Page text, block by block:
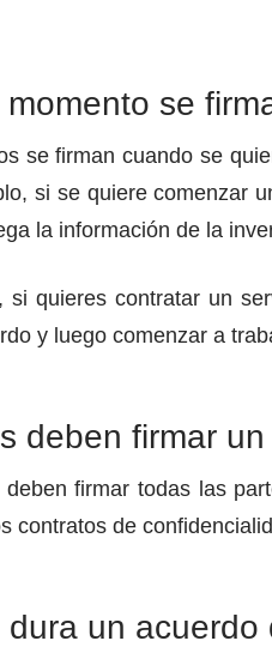
se
se firman cuando se
si se quiere comenzar
la información de la
si quieres contratar un
y luego comenzar a
deben firmar
firmar todas las
contratos de
un